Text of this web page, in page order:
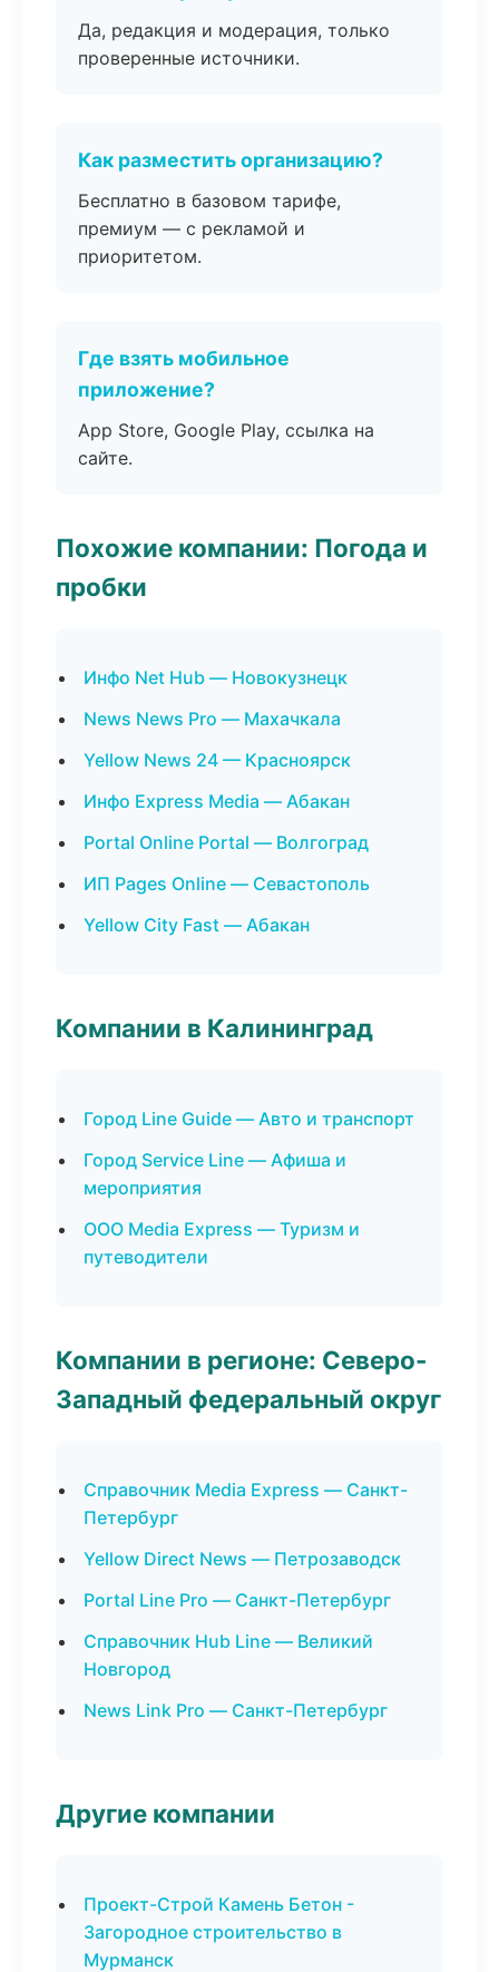
Да, редакция и модерация, только
проверенные источники.
Как разместить организацию?
Бесплатно в базовом тарифе,
премиум — с рекламой и
приоритетом.
Где взять мобильное
приложение?
App Store, Google Play, ссылка на
сайте.
Похожие компании: Погода и
пробки
Инфо Net Hub — Новокузнецк
News News Pro — Махачкала
Yellow News 24 — Красноярск
Инфо Express Media — Абакан
Portal Online Portal — Волгоград
ИП Pages Online — Севастополь
Yellow City Fast — Абакан
Компании в Калининград
Город Line Guide — Авто и транспорт
Город Service Line — Афиша и
мероприятия
ООО Media Express — Туризм и
путеводители
Компании в регионе: Северо-
Западный федеральный округ
Справочник Media Express — Санкт-
Петербург
Yellow Direct News — Петрозаводск
Portal Line Pro — Санкт-Петербург
Справочник Hub Line — Великий
Новгород
News Link Pro — Санкт-Петербург
Другие компании
Проект-Строй Камень Бетон -
Загородное строительство в
Мурманск